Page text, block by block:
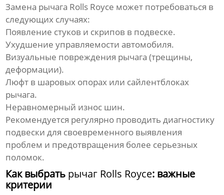
Замена рычага Rolls Royce может потребоваться в
следующих случаях:
Появление стуков и скрипов в подвеске.
Ухудшение управляемости автомобиля.
Визуальные повреждения рычага (трещины,
деформации).
Люфт в шаровых опорах или сайлентблоках
рычага.
Неравномерный износ шин.
Рекомендуется регулярно проводить диагностику
подвески для своевременного выявления
проблем и предотвращения более серьезных
поломок.
Как выбрать рычаг Rolls Royce: важные
критерии